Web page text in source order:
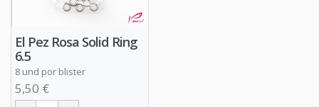
El Pez Rosa Solid Ring
6.5
8 und por blister
5,50 €